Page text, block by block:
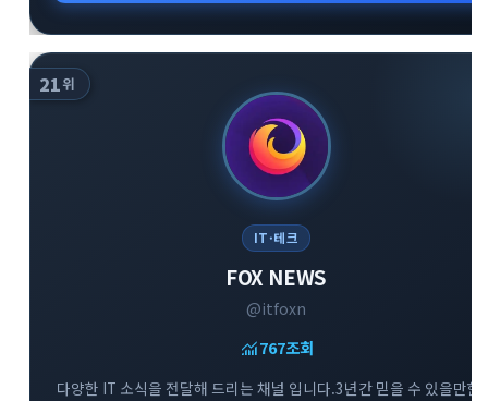
21위
IT·테크
FOX NEWS
@itfoxn
monitoring767조회
다양한 IT 소식을 전달해 드리는 채널 입니다.3년간 믿을 수 있을만한